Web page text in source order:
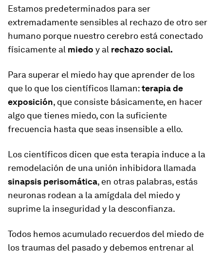
Estamos predeterminados para ser
extremadamente sensibles al rechazo de otro ser
humano porque nuestro cerebro está conectado
físicamente al miedo y al rechazo social.
Para superar el miedo hay que aprender de los
que lo que los científicos llaman:terapia de
exposición, que consiste básicamente, en hacer
algo que tienes miedo, con la suficiente
frecuencia hasta que seas insensible a ello.
Los científicos dicen que esta terapia induce a la
remodelación de una unión inhibidora llamada
sinapsis perisomática, en otras palabras, estás
neuronas rodean a la amígdala del miedo y
suprime la inseguridad y la desconfianza.
Todos hemos acumulado recuerdos del miedo de
los traumas del pasado y debemos entrenar al